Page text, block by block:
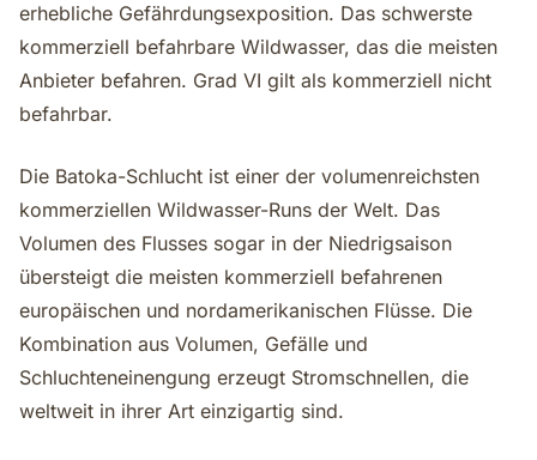
erhebliche Gefährdungsexposition. Das schwerste
kommerziell befahrbare Wildwasser, das die meisten
Anbieter befahren. Grad VI gilt als kommerziell nicht
befahrbar.
Die Batoka-Schlucht ist einer der volumenreichsten
kommerziellen Wildwasser-Runs der Welt. Das
Volumen des Flusses sogar in der Niedrigsaison
übersteigt die meisten kommerziell befahrenen
europäischen und nordamerikanischen Flüsse. Die
Kombination aus Volumen, Gefälle und
Schluchteneinengung erzeugt Stromschnellen, die
weltweit in ihrer Art einzigartig sind.